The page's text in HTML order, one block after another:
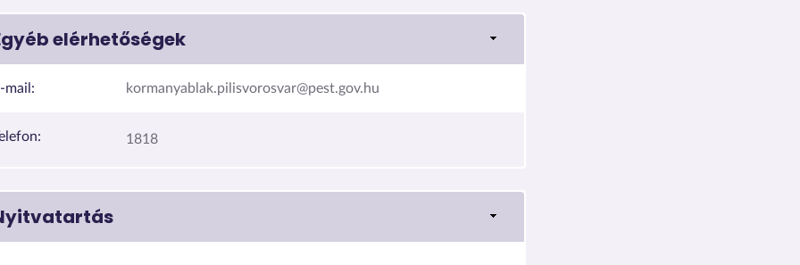
elérhetőségek
mail: kormanyablak.pilisvorosvar@pest.gov.hu
1818